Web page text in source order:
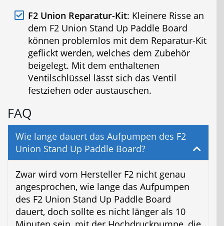
F2 Union Reparatur-Kit: Kleinere Risse an
dem F2 Union Stand Up Paddle Board
können problemlos mit dem Reparatur-Kit
geflickt werden, welches dem Zubehör
beigelegt. Mit dem enthaltenen
Ventilschlüssel lässt sich das Ventil
festziehen oder austauschen.
FAQ
Wie lange dauert das Aufpumpen des F2
Union Stand Up Paddle Board?
Zwar wird vom Hersteller F2 nicht genau
angesprochen, wie lange das Aufpumpen
des F2 Union Stand Up Paddle Board
dauert, doch sollte es nicht länger als 10